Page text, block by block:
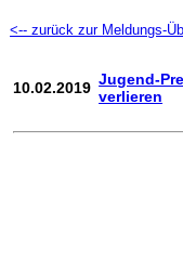
<-- zurück zur Meldungs-
10.02.2019 Jugend-
verlieren